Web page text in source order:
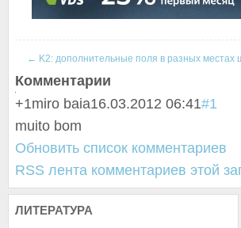
← K2: дополнительные поля в разных местах
Комментарии
+1miro baia16.03.2012 06:41#1
muito bom
Обновить список комментариев
RSS лента комментариев этой
ЛИТЕРАТУРА